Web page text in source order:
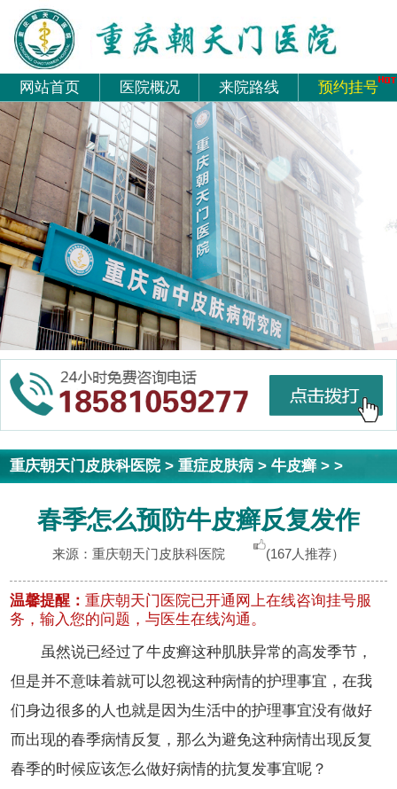
网站首页 医院概况 来院路线 预约挂号
重庆朝天门皮肤科医院>重症皮肤病 >牛皮癣 > >
春季怎么预防牛皮癣反复发作
来源：重庆朝天门皮肤科医院 (167人推荐）
温馨提醒：重庆朝天门医院已开通网上在线咨询挂号服
务，输入您的问题，与医生在线沟通。
虽然说已经过了牛皮癣这种肌肤异常的高发季节，
但是并不意味着就可以忽视这种病情的护理事宜，在我
们身边很多的人也就是因为生活中的护理事宜没有做好
而出现的春季病情反复，那么为避免这种病情出现反复
春季的时候应该怎么做好病情的抗复发事宜呢？